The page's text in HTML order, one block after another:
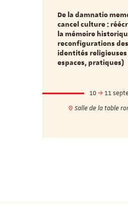
De la damnatio
cancel culture :
la mémoire
reconfigurations des
identités
espaces, pratiques)
10
11
Salle de la table